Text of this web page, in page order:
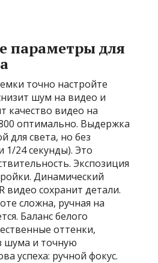
параметры для
точно настройте
шум на видео и
качество видео на
оптимально. Выдержка
для света, но без
1/24 секунды). Это
Экспозиция
Динамический
видео сохранит детали.
сложна, ручная на
Баланс белого
оттенки,
шума и точную
успеха: ручной фокус.